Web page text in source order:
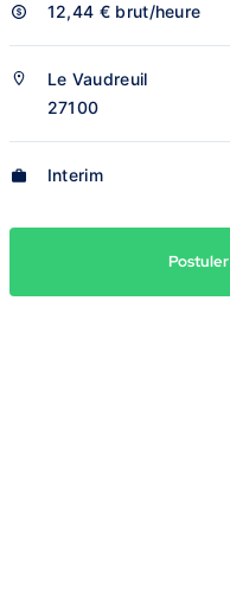
12,44 € brut/heure
Le Vaudreuil
27100
Interim
Postuler